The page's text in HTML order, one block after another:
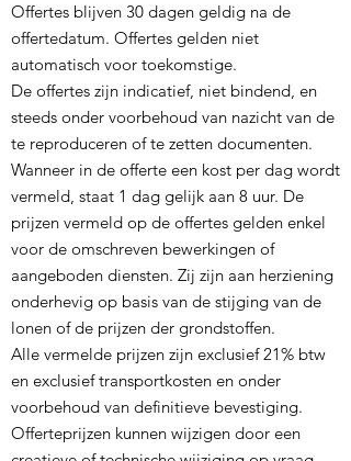
Offertes blijven 30 dagen geldig na de
offertedatum. Offertes gelden niet
automatisch voor toekomstige.
De offertes zijn indicatief, niet bindend, en
steeds onder voorbehoud van nazicht van de
te reproduceren of te zetten documenten.
Wanneer in de offerte een kost per dag wordt
vermeld, staat 1 dag gelijk aan 8 uur. De
prijzen vermeld op de offertes gelden enkel
voor de omschreven bewerkingen of
aangeboden diensten. Zij zijn aan herziening
onderhevig op basis van de stijging van de
lonen of de prijzen der grondstoffen.
Alle vermelde prijzen zijn exclusief 21% btw
en exclusief transportkosten en onder
voorbehoud van definitieve bevestiging.
Offerteprijzen kunnen wijzigen door een